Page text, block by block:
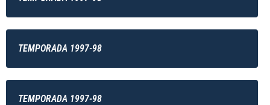
TEMPORADA 1997-98
TEMPORADA 1997-98